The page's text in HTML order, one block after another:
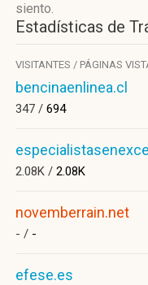
siento.
Estadísticas de
VISITANTES / PÁGINAS
bencinaenlinea.cl
347 / 694
2.08K / 2.08K
novemberrain.net
- / -
efese.es